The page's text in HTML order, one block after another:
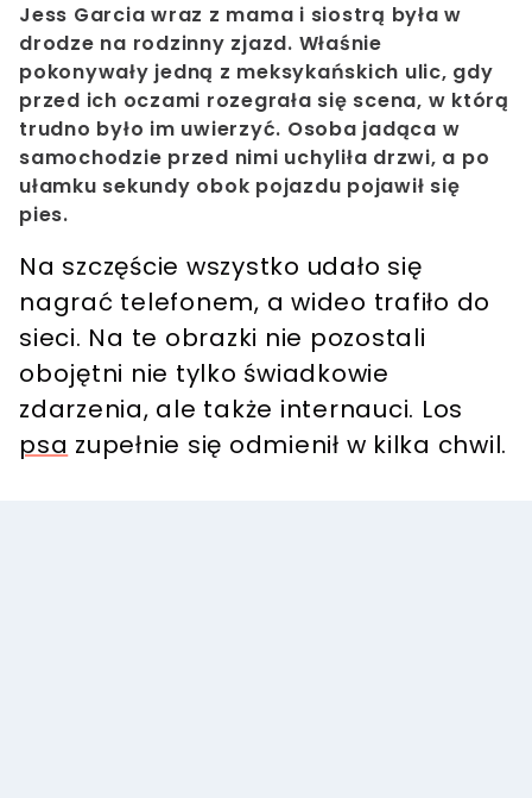
Jess Garcia wraz z mama i siostrą była w
drodze na rodzinny zjazd. Właśnie
pokonywały jedną z meksykańskich ulic, gdy
przed ich oczami rozegrała się scena, w którą
trudno było im uwierzyć. Osoba jadąca w
samochodzie przed nimi uchyliła drzwi, a po
ułamku sekundy obok pojazdu pojawił się
pies.
Na szczęście wszystko udało się
nagrać telefonem, a wideo trafiło do
sieci. Na te obrazki nie pozostali
obojętni nie tylko świadkowie
zdarzenia, ale także internauci. Los
psa zupełnie się odmienił w kilka chwil.